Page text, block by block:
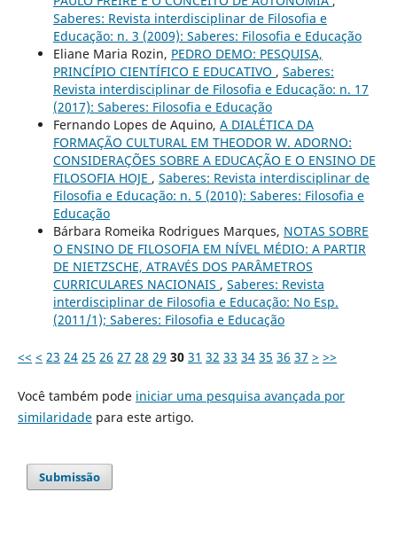
Saberes: Revista interdisciplinar de Filosofia e
Educação: n. 3 (2009): Saberes: Filosofia e Educação
Eliane Maria Rozin, PEDRO DEMO: PESQUISA,
PRINCÍPIO CIENTÍFICO E EDUCATIVO , Saberes:
Revista interdisciplinar de Filosofia e Educação: n. 17
(2017): Saberes: Filosofia e Educação
Fernando Lopes de Aquino, A DIALÉTICA DA
FORMAÇÃO CULTURAL EM THEODOR W. ADORNO:
CONSIDERAÇÕES SOBRE A EDUCAÇÃO E O ENSINO DE
FILOSOFIA HOJE , Saberes: Revista interdisciplinar de
Filosofia e Educação: n. 5 (2010): Saberes: Filosofia e
Educação
Bárbara Romeika Rodrigues Marques, NOTAS SOBRE
O ENSINO DE FILOSOFIA EM NÍVEL MÉDIO: A PARTIR
DE NIETZSCHE, ATRAVÉS DOS PARÂMETROS
CURRICULARES NACIONAIS , Saberes: Revista
interdisciplinar de Filosofia e Educação: No Esp.
(2011/1); Saberes: Filosofia e Educação
<< < 23 24 25 26 27 28 29 30 31 32 33 34 35 36 37 > >>
Você também pode iniciar uma pesquisa avançada por
similaridadepara este artigo.
Submissão